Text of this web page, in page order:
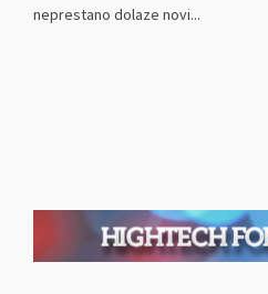
neprestano dolaze novi...